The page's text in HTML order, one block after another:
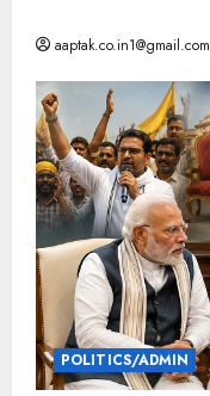
aaptak.co.in1@gmail.com
POLITICS/ADMIN